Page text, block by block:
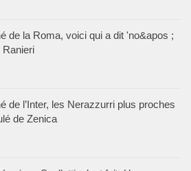
de la Roma, voici qui a dit 'no&apos ;
Ranieri
de l’Inter, les Nerazzurri plus proches
de Zenica